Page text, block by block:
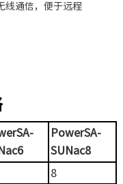
线通信，便于远程
PowerSA-
SUNac8
8